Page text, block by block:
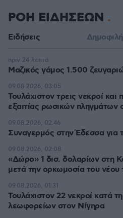
ΡΟΗ ΕΙΔΗΣΕΩΝ
Ειδήσεις Δημοφιλή
Μαζικός γάμος 1.500
πριν 24 λεπτά
Τουλάχιστον τρεις νεκροί και
εξαιτίας ρωσικών πληγμάτων
09.08.2026, 03:05
Συναγερμός στην Έδεσσα για
09.08.2026, 02:46
«Δώρο» 1 δισ. δολαρίων στη
μετά την ορκωμοσία του νέου
09.08.2026, 02:08
Τουλάχιστον 22 νεκροί κατά
λεωφορείων στον Νίγηρα
09.08.2026, 01:31